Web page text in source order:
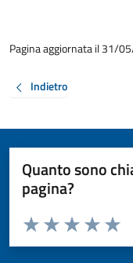
Pagina aggiornata il 31/
Indietro
Quanto sono
pagina?
Valuta da 1 a 5 stelle la
Valuta 4
Valuta 3
Valuta 2 stelle
Valuta 1 stelle su 5